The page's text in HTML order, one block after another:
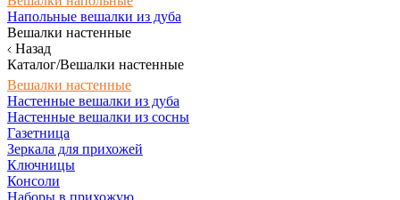
Напольные вешалки из дуба
Вешалки настенные
Назад
Каталог/Вешалки настенные
Вешалки настенные
Настенные вешалки из дуба
Настенные вешалки из сосны
Газетница
Зеркала для прихожей
Ключницы
Консоли
Наборы в прихожую